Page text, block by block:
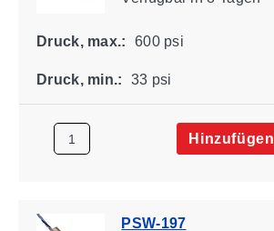
Druck, max.: 600 psi
Druck, min.: 33 psi
Hinzufügen
PSW-197